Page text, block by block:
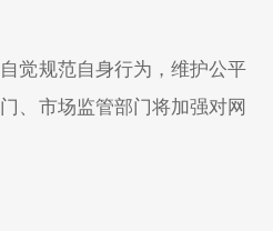
觉规范自身行为，维护公平
、市场监管部门将加强对网